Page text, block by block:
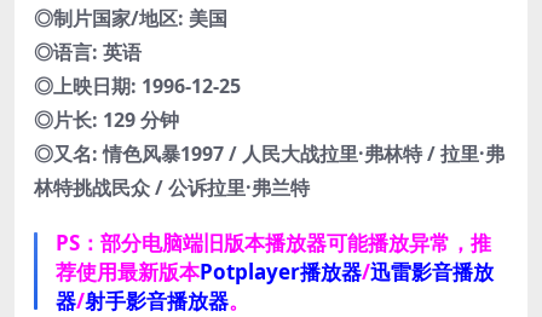
◎制片国家/地区: 美国
◎语言: 英语
◎上映日期: 1996-12-25
◎片长: 129 分钟
◎又名: 情色风暴1997 / 人民大战拉里·弗林特 / 拉里·弗
林特挑战民众 / 公诉拉里·弗兰特
PS：部分电脑端旧版本播放器可能播放异常，推
荐使用最新版本Potplayer播放器/迅雷影音播放
器/射手影音播放器。